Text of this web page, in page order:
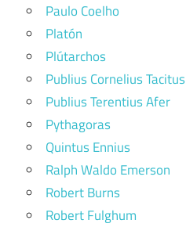
Paulo Coelho
Platón
Plútarchos
Publius Cornelius Tacitus
Publius Terentius Afer
Pythagoras
Quintus Ennius
Ralph Waldo Emerson
Robert Burns
Robert Fulghum